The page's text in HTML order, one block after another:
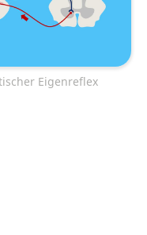
Eigenreflex